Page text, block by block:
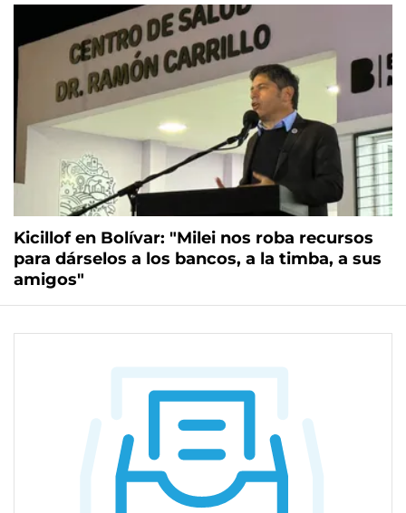
Kicillof en Bolívar: "Milei nos roba recursos
para dárselos a los bancos, a la timba, a sus
amigos"